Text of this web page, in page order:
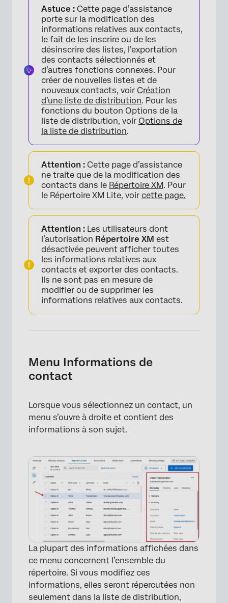
Astuce : Cette page d’assistance
porte sur la modification des
informations relatives aux contacts,
le fait de les inscrire ou de les
désinscrire des listes, l’exportation
des contacts sélectionnés et
d’autres fonctions connexes. Pour
créer de nouvelles listes et de
nouveaux contacts, voir Création
d’une liste de distribution. Pour les
fonctions du bouton Options de la
liste de distribution, voir Options de
la liste de distribution.
Attention : Cette page d’assistance
ne traite que de la modification des
contacts dans le Répertoire XM. Pour
le Répertoire XM Lite, voir cette page.
Attention : Les utilisateurs dont
l’autorisation Répertoire XM est
désactivée peuvent afficher toutes
les informations relatives aux
contacts et exporter des contacts.
Ils ne sont pas en mesure de
modifier ou de supprimer les
informations relatives aux contacts.
Menu Informations de
contact
Lorsque vous sélectionnez un contact, un
menu s’ouvre à droite et contient des
informations à son sujet.
La plupart des informations affichées dans
ce menu concernent l’ensemble du
répertoire. Si vous modifiez ces
informations, elles seront répercutées non
seulement dans la liste de distribution,